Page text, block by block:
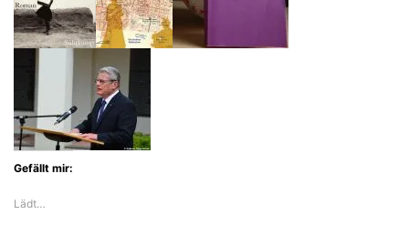
und
Macht
Gefällt mir:
Lädt…